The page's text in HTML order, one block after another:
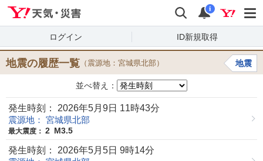
検索 通知
i
ログイン ID新規取得
地震の履歴一覧 （震源地：宮城県北部） 地震
並べ替え：
発生時刻： 2026年5月9日 11時43分
震源地： 宮城県北部
最大震度： 2 M3.5
発生時刻： 2026年5月5日 9時14分